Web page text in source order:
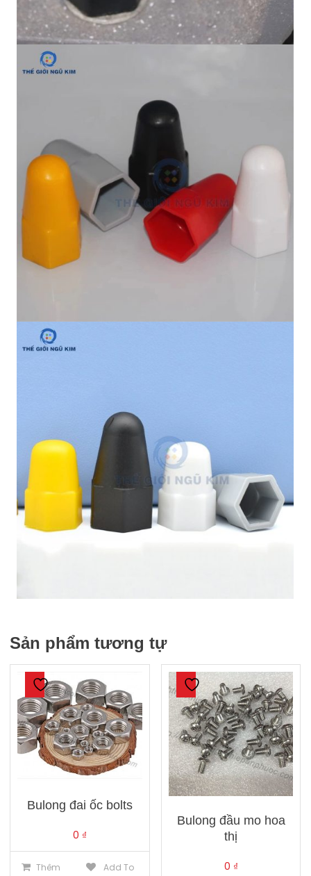
Sản phẩm tương tự
Bulong đai ốc bolts
0 ₫
Thêm Add To
Bulong đầu mo hoa
thị
0 ₫